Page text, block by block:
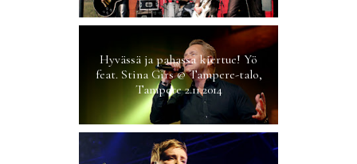
Hyvässä ja pahassa kiertue! Yö
feat. Stina Girs @ Tampere-talo,
Tampere 2.11.2014